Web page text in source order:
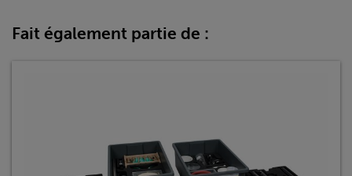
Fait également partie de :